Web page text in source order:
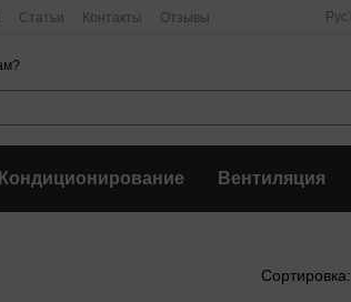
Статьи Контакты Отзывы Рус
Кондиционирование Вентиляция
Сортировка: